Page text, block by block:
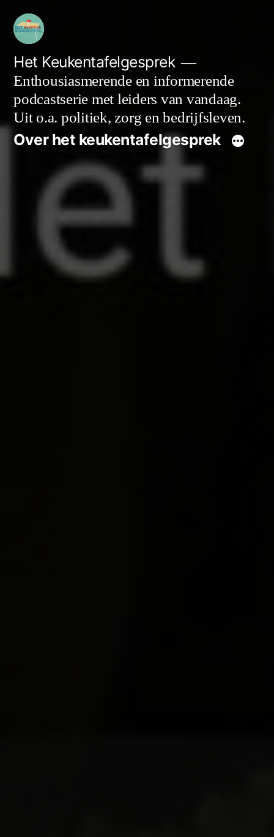
naar
inhoud
Het Keukentafelgesprek
Enthousiasmerende en informerende
podcastserie met leiders van vandaag.
Uit o.a. politiek, zorg en bedrijfsleven.
Over het keukentafelgesprek